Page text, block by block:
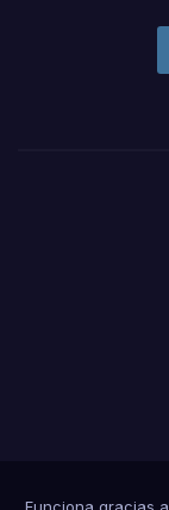
Funciona gracias